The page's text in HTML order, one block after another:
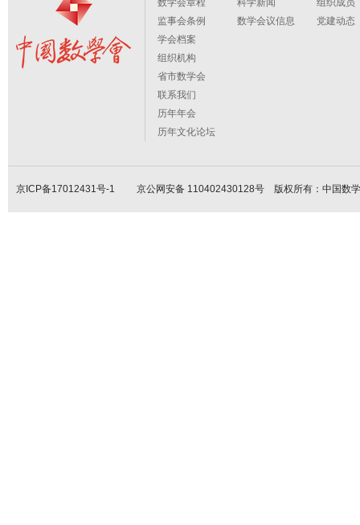
数学会章程
监事会条例
学会档案
组织机构
省市数学会
联系我们
历年年会
历年文化论坛
科学新闻
数学会议信息
组织成员
党建动态
京ICP备17012431号-1 京公网安备 110402430128号 版权所有：中国